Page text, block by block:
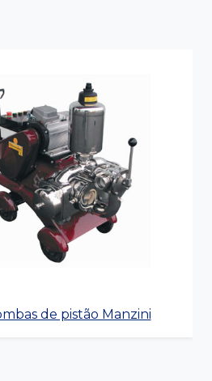
de pistão Manzini